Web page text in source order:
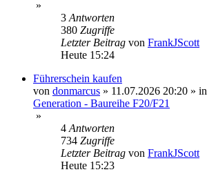
»
3 Antworten
380 Zugriffe
Letzter Beitrag von FrankJScott
Heute 15:24
Führerschein kaufen
von donmarcus » 11.07.2026 20:20 » in
Generation - Baureihe F20/F21
»
4 Antworten
734 Zugriffe
Letzter Beitrag von FrankJScott
Heute 15:23